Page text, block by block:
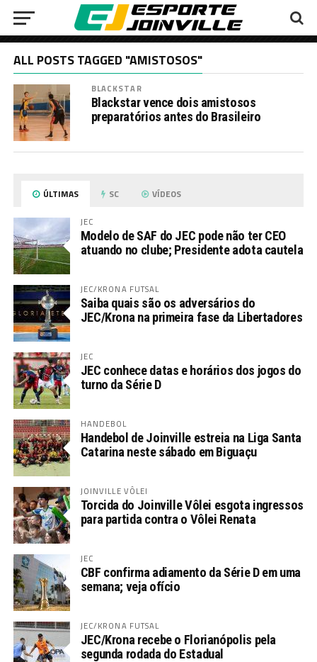
ALL POSTS TAGGED "AMISTOSOS"
BLACKSTAR
Blackstar vence dois amistosos
preparatórios antes do Brasileiro
ÚLTIMAS SC VÍDEOS
JEC
Modelo de SAF do JEC pode não ter CEO
atuando no clube; Presidente adota cautela
JEC/KRONA FUTSAL
Saiba quais são os adversários do
JEC/Krona na primeira fase da Libertadores
JEC
JEC conhece datas e horários dos jogos do
turno da Série D
HANDEBOL
Handebol de Joinville estreia na Liga Santa
Catarina neste sábado em Biguaçu
JOINVILLE VÔLEI
Torcida do Joinville Vôlei esgota ingressos
para partida contra o Vôlei Renata
JEC
CBF confirma adiamento da Série D em uma
semana; veja ofício
JEC/KRONA FUTSAL
JEC/Krona recebe o Florianópolis pela
segunda rodada do Estadual